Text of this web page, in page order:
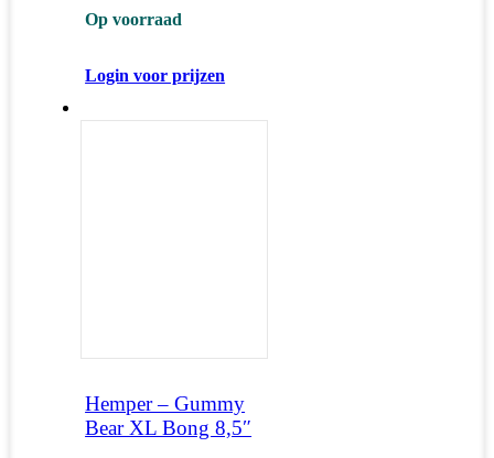
Op voorraad
Login voor prijzen
Hemper – Gummy
Bear XL Bong 8,5″